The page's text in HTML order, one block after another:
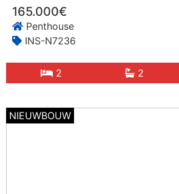
165.000€
Penthouse
INS-N7236
2 2
NIEUWBOUW